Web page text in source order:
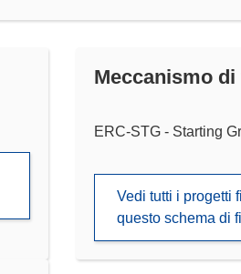
Meccanismo
ERC-STG - Starting
Vedi tutti i progetti
questo schema di